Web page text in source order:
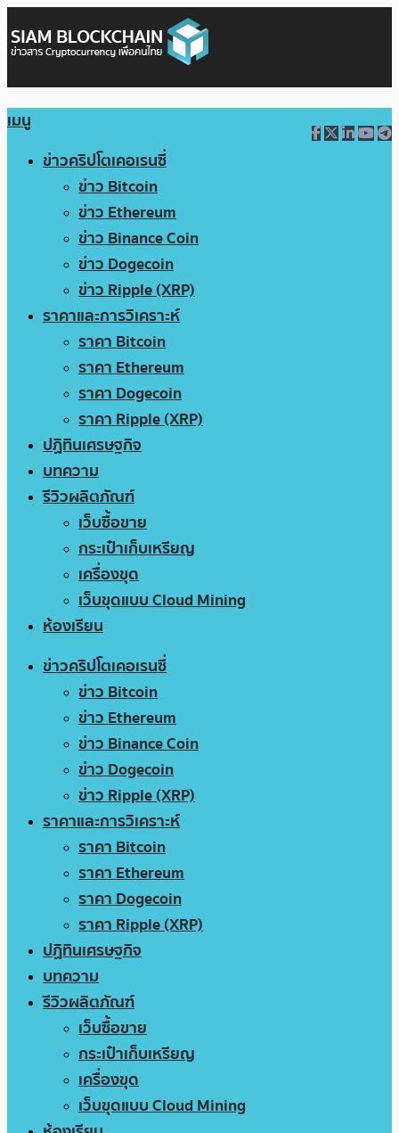
เมนู
ข่าวคริปโตเคอเรนซี่
ข่าว Bitcoin
ข่าว Ethereum
ข่าว Binance Coin
ข่าว Dogecoin
ข่าว Ripple (XRP)
ราคาและการวิเคราะห์
ราคา Bitcoin
ราคา Ethereum
ราคา Dogecoin
ราคา Ripple (XRP)
ปฏิทินเศรษฐกิจ
บทความ
รีวิวผลิตภัณฑ์
เว็บซื้อขาย
กระเป๋าเก็บเหรียญ
เครื่องขุด
เว็บขุดแบบ Cloud Mining
ห้องเรียน
ข่าวคริปโตเคอเรนซี่
ข่าว Bitcoin
ข่าว Ethereum
ข่าว Binance Coin
ข่าว Dogecoin
ข่าว Ripple (XRP)
ราคาและการวิเคราะห์
ราคา Bitcoin
ราคา Ethereum
ราคา Dogecoin
ราคา Ripple (XRP)
ปฏิทินเศรษฐกิจ
บทความ
รีวิวผลิตภัณฑ์
เว็บซื้อขาย
กระเป๋าเก็บเหรียญ
เครื่องขุด
เว็บขุดแบบ Cloud Mining